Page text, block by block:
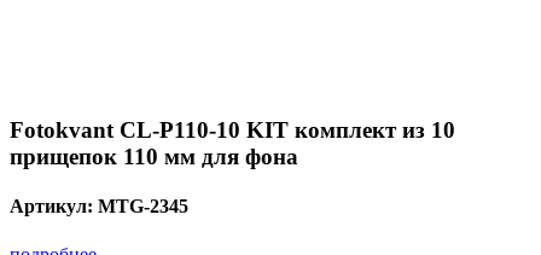
Fotokvant CL-P110-10 KIT комплект из 10
прищепок 110 мм для фона
Артикул: MTG-2345